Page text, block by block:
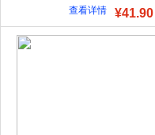
¥41.90
查看详情